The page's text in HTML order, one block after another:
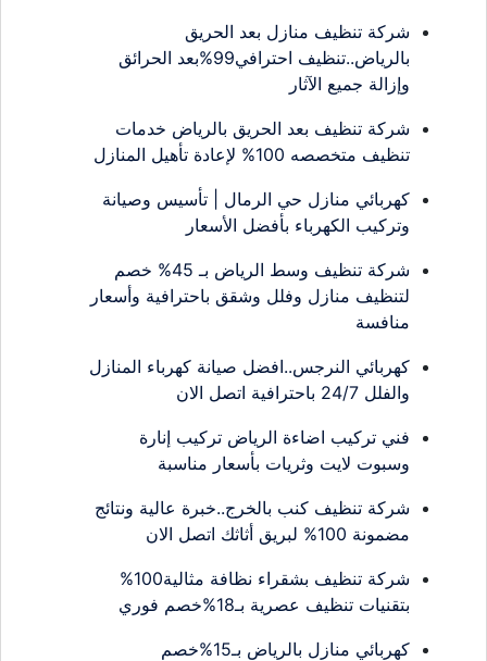
شركة تنظيف منازل بعد الحريق
بالرياض..تنظيف احترافي99%بعد الحرائق
وإزالة جميع الآثار
شركة تنظيف بعد الحريق بالرياض خدمات
تنظيف متخصصه 100% لإعادة تأهيل المنازل
كهربائي منازل حي الرمال | تأسيس وصيانة
وتركيب الكهرباء بأفضل الأسعار
شركة تنظيف وسط الرياض بـ 45% خصم
لتنظيف منازل وفلل وشقق باحترافية وأسعار
منافسة
كهربائي النرجس..افضل صيانة كهرباء المنازل
والفلل 24/7 باحترافية اتصل الان
فني تركيب اضاءة الرياض تركيب إنارة
وسبوت لايت وثريات بأسعار مناسبة
شركة تنظيف كنب بالخرج..خبرة عالية ونتائج
مضمونة 100% لبريق أثاثك اتصل الان
شركة تنظيف بشقراء نظافة مثالية100%
بتقنيات تنظيف عصرية بـ18%خصم فوري
كهربائي منازل بالرياض بـ15%خصم